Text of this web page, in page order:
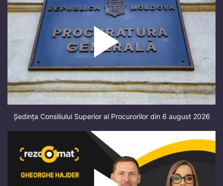
Ședința Consiliului Superior al Procurorilor din 6 august 2026